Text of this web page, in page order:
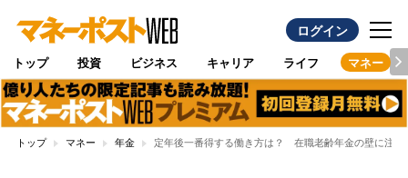
ログイン
トップ 投資 ビジネス キャリア ライフ マネー
トップ マネー 年金 定年後一番得する働き方は？ 在職老齢年金の壁に注意